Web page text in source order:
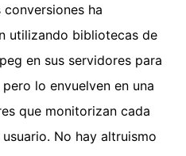
ha
utilizando bibliotecas de
en sus servidores para
lo envuelven en una
que monitorizan cada
No hay altruismo